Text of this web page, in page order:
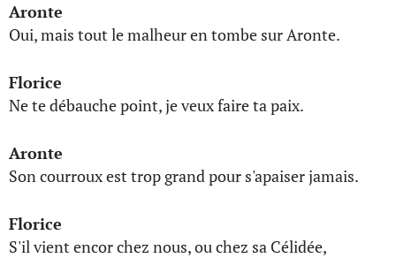
Aronte
Oui, mais tout le malheur en tombe sur Aronte.
Florice
Ne te débauche point, je veux faire ta paix.
Aronte
Son courroux est trop grand pour s'apaiser jamais.
Florice
S'il vient encor chez nous, ou chez sa Célidée,